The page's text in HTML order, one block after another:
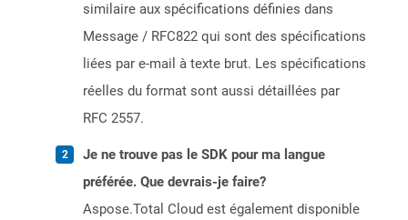
similaire aux spécifications définies dans
Message / RFC822 qui sont des spécifications
liées par e-mail à texte brut. Les spécifications
réelles du format sont aussi détaillées par
RFC 2557.
Je ne trouve pas le SDK pour ma langue
préférée. Que devrais-je faire?
Aspose.Total Cloud est également disponible